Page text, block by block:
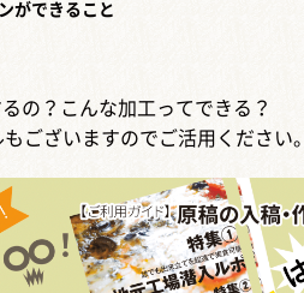
ができること
の？こんな加工ってできる？
ございますのでご活用ください。